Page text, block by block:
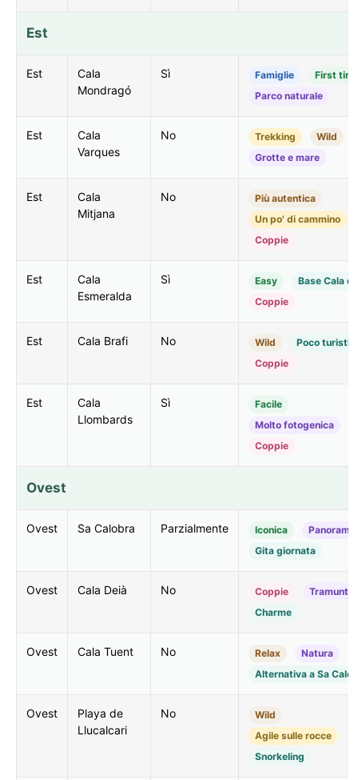
Est
Est
Cala
Mondragó
Sì Famiglie
First
Parco naturale
Est
Cala
Varques
No Trekking
Wild
Grotte e mare
Est
Cala
Mitjana
No
Più autentica
Un po' di cammino
Coppie
Est
Cala
Esmeralda
Sì Easy
Base Cala
Coppie
Est Cala Brafi No Wild
Poco
Coppie
Est
Cala
Llombards
Sì
Facile
Molto fotogenica
Coppie
Ovest
Ovest Sa Calobra Parzialmente Iconica
Panorami
Gita giornata
Ovest Cala Deià No Coppie
Charme
Ovest Cala Tuent No Relax
Natura
Alternativa a Sa
Ovest
Playa de
Llucalcari
No
Wild
Agile sulle rocce
Snorkeling